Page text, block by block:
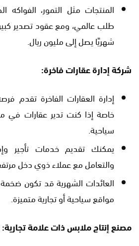
المنتجات مثل التمور، الفواكه
طلب عالمي، ومع عقود تصدير
شهريًا يصل إلى مليون ريال.
شركة إدارة عقارات فاخرة:
إدارة العقارات الفاخرة تقدم
خاصة إذا كنت تدير عقارات في
سياحية.
يمكنك تقديم خدمات تأجير
والتعامل مع عملاء ذوي دخل
العائدات الشهرية قد تكون
مواقع سياحية أو تجارية متميزة.
مصنع إنتاج ملابس ذات علامة تجارية: